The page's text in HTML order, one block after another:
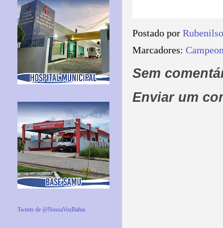
Postado por
Marcadores:
Sem
Enviar um
Tweets de @NossaVozBahia